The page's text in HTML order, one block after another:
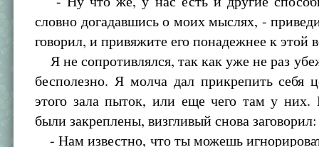
словно догадавшись о моих мыслях, -
говорил, и привяжите его понадежнее к этой
Я не сопротивлялся, так как уже не раз
бесполезно. Я молча дал прикрепить себя
этого зала пыток, или еще чего там у них.
были закреплены, визгливый снова заговорил:
- Нам известно, что ты можешь